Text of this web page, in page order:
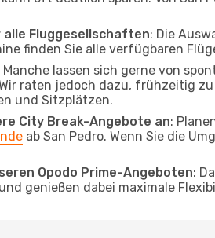
alle Fluggesellschaften: Die
finden Sie alle verfügbaren
Manche lassen sich gerne von
raten jedoch dazu, frühzeitig
und Sitzplätzen.
City Break-Angebote an:
ab San Pedro. Wenn Sie die
Opodo Prime-Angeboten:
genießen dabei maximale